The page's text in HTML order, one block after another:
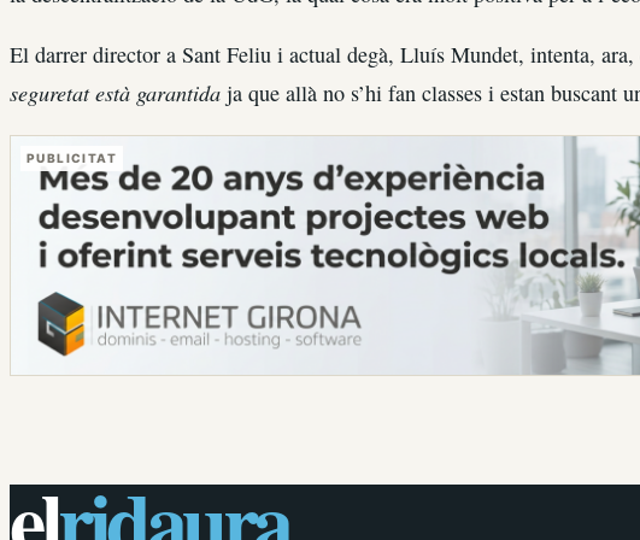
El darrer director a Sant Feliu i actual degà, Lluís Mundet, intenta,
seguretat està garantida ja que allà no s’hi fan classes i estan buscant
PUBLICITAT